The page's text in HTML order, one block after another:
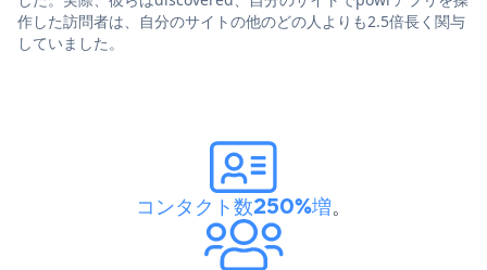
作した訪問者は、自分のサイトの他のどの人よりも2.5倍長く関与
していました。
コンタクト数250%増。